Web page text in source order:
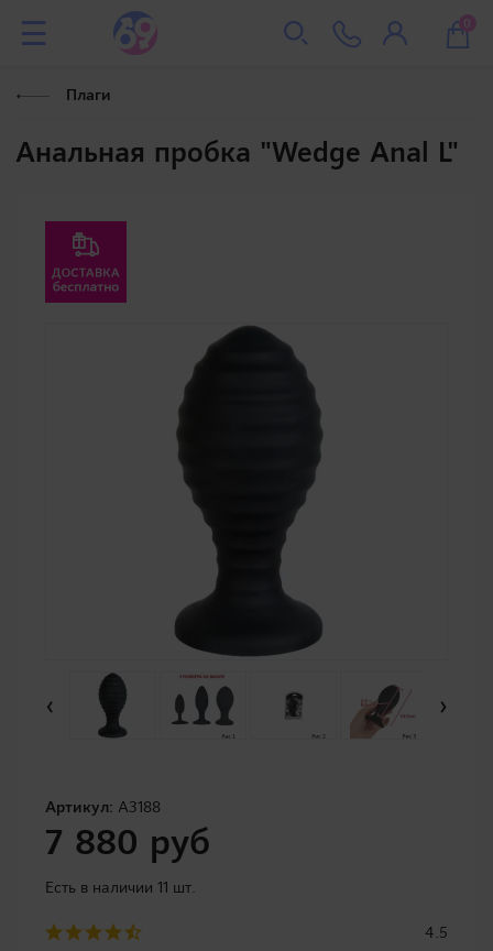
0
Плаги
Анальная пробка "Wedge Anal L"
‹ ›
Артикул: A3188
7 880 руб
Есть в наличии 11 шт.
4.5